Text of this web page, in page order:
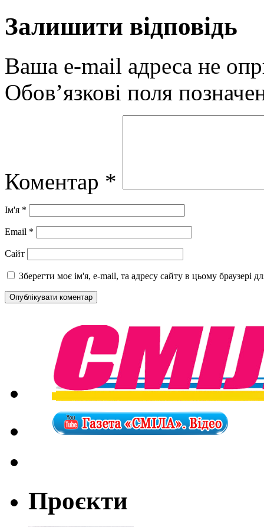
Залишити відповідь
Ваша e-mail адреса не
Обов’язкові поля
Коментар *
Ім'я *
Email *
Сайт
Зберегти моє ім'я, e-mail, та адресу сайту в цьому браузері
Проєкти